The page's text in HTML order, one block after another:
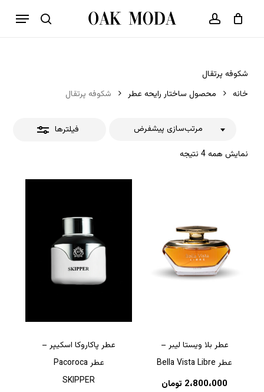
جستجو حساب کاربری
فهرست
سبد خرید بستن
شکوفه پرتقال
خانه
محصول ساختار رایحه عطر شکوفه پرتقال
فیلترها
نمایش همه 4 نتیجه
مرتب‌سازی پیشفرض
بستن
عطر بلا ویستا لیبر –
عطر Bella Vista Libre
2،800،000 تومان
عطر پاکاروکا اسکیپر –
عطر Pacoroca
SKIPPER